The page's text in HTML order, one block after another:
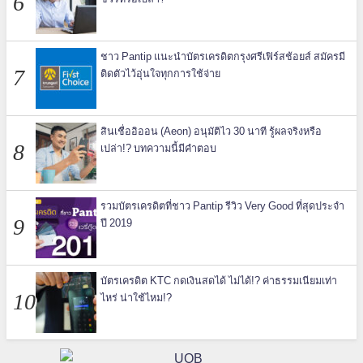
ชาว Pantip แนะนำบัตรเครดิตกรุงศรีเฟิร์สช้อยส์ สมัครมี
ติดตัวไว้อุ่นใจทุกการใช้จ่าย
สินเชื่ออิออน (Aeon) อนุมัติไว 30 นาที รู้ผลจริงหรือ
เปล่า!? บทความนี้มีคำตอบ
รวมบัตรเครดิตที่ชาว Pantip รีวิว Very Good ที่สุดประจำ
ปี 2019
บัตรเครดิต KTC กดเงินสดได้ ไม่ได้!? ค่าธรรมเนียมเท่า
ไหร่ น่าใช้ไหม!?